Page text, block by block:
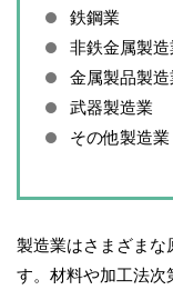
鉄鋼業
非鉄金属製造
金属製品製造
武器製造業
その他製造業
製造業はさまざま
す。材料や加工法次